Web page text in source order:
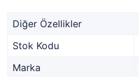
Diğer Özellikler
Stok Kodu
Marka